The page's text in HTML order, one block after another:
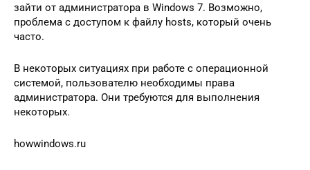
зайти от администратора в Windows 7. Возможно,
проблема с доступом к файлу hosts, который очень
часто.
В некоторых ситуациях при работе с операционной
системой, пользователю необходимы права
администратора. Они требуются для выполнения
некоторых.
howwindows.ru